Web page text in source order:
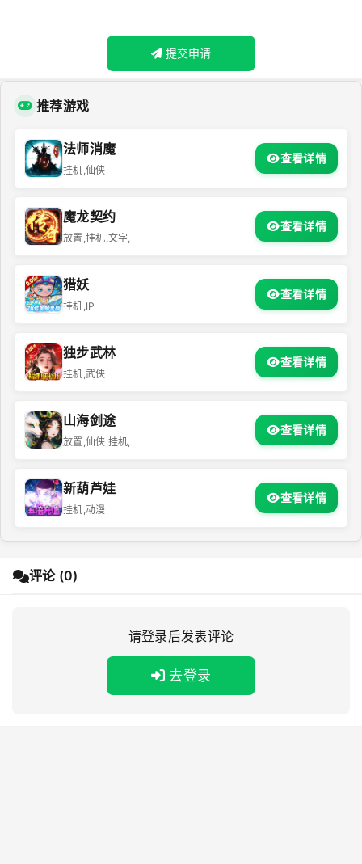
提交申请
推荐游戏
法师消魔
挂机,仙侠
查看详情
魔龙契约
放置,挂机,文字,
查看详情
猎妖
挂机,IP
查看详情
独步武林
挂机,武侠
查看详情
山海剑途
放置,仙侠,挂机,
查看详情
新葫芦娃
挂机,动漫
查看详情
评论 (0)
请登录后发表评论
去登录